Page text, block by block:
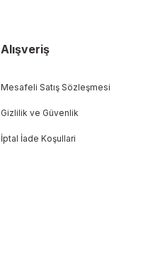
Alışveriş
Mesafeli Satış Sözleşmesi
Gizlilik ve Güvenlik
İptal İade Koşullari